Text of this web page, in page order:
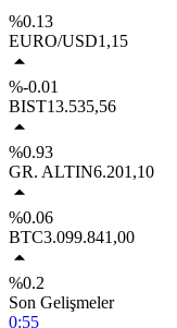
%0.13
EURO/USD1,15
%-0.01
BIST13.535,56
%0.93
GR. ALTIN6.201,10
%0.06
BTC3.099.841,00
%0.2
Son Gelişmeler
0:55